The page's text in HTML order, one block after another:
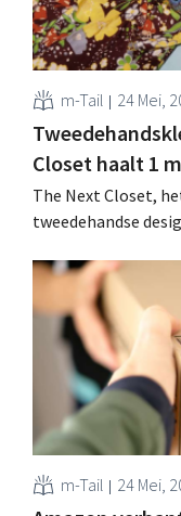
m-Tail 24 Mei,
Closet haalt 1
The Next Closet,
tweedehandse
onder meer de
moet financieren.
wie high-end
Sinds de oprichting
m-Tail 24 Mei,